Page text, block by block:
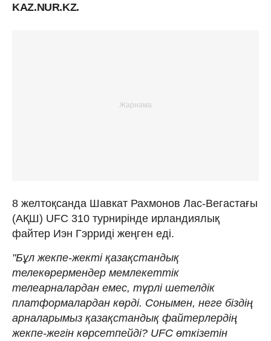
KAZ.NUR.KZ.
8 желтоқсанда Шавкат Рахмонов Лас-Вегастағы
(АҚШ) UFC 310 турнирінде ирландиялық
файтер Иэн Гэрриді жеңген еді.
"Бұл жекпе-жекті қазақстандық
телекөрермендер мемлекеттік
телеарналардан емес, түрлі шетелдік
платформалардан көрді. Сонымен, неге біздің
арналарымыз қазақстандық файтерлердің
жекпе-жегін көрсетпейді? UFC өткізетін